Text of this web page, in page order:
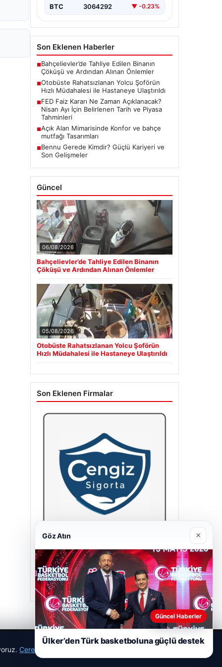
BTC 3064292 ▼ -0.23%
Son Eklenen Haberler
■Bahçelievler’de Tahliye Edilen Binanın
Çöküşü ve Ardından Alınan Önlemler
■Otobüste Rahatsızlanan Yolcu Şoförün
Hızlı Müdahalesi ile Hastaneye Ulaştırıldı
■FED Faiz Kararı Ne Zaman Açıklanacak?
Nisan Ayı İçin Belirlenen Tarih ve Piyasa
Tahminleri
■Açık Alan Mimarisinde Konfor ve bahçe
mutfağı Tasarımları
■Bennu Gerede Kimdir? Güçlü Kariyeri ve
Son Gelişmeler
Güncel
06/08/2026
Bahçelievler’de Tahliye Edilen Binanın
Çöküşü ve Ardından Alınan Önlemler
05/08/2026
Otobüste Rahatsızlanan Yolcu Şoförün
Hızlı Müdahalesi ile Hastaneye Ulaştırıldı
Son Eklenen Firmalar
Cengiz Sigorta
23/06/2026
Çerez Politikamız
Göz Atın ×
Güncel Haberler
Ülker’den Türk basketboluna güçlü destek